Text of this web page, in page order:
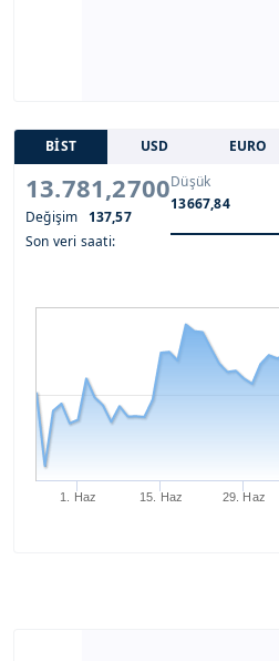
BİST USD EURO
13.781,2700
Değişim 137,57
Son veri saati:
Düşük
13667,84
1. Haz 15. Haz 29. Haz